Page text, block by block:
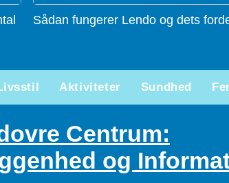
Sådan fungerer Lendo og dets
Aktiviteter Sundhed
Centrum:
og